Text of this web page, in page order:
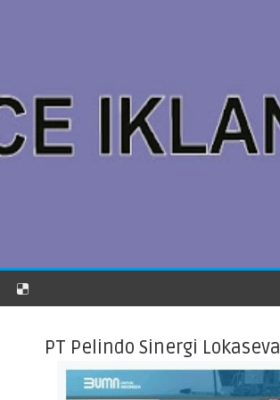
PT Pelindo Sinergi Lokaseva